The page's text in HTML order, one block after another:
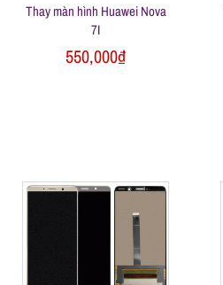
Thay màn hình Huawei Nova
7I
550,000₫